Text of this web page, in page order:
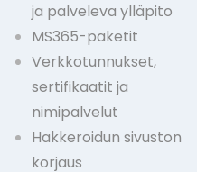
ja palveleva ylläpito
MS365-paketit
Verkkotunnukset,
sertifikaatit ja
nimipalvelut
Hakkeroidun sivuston
korjaus